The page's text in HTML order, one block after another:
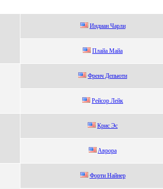
Индиан Чарли
Плайа Mайа
Фрeнч Дeпьюти
Рейсoр Лейк
Кpис Эс
Aвpоpa
Фopти Haйнеp